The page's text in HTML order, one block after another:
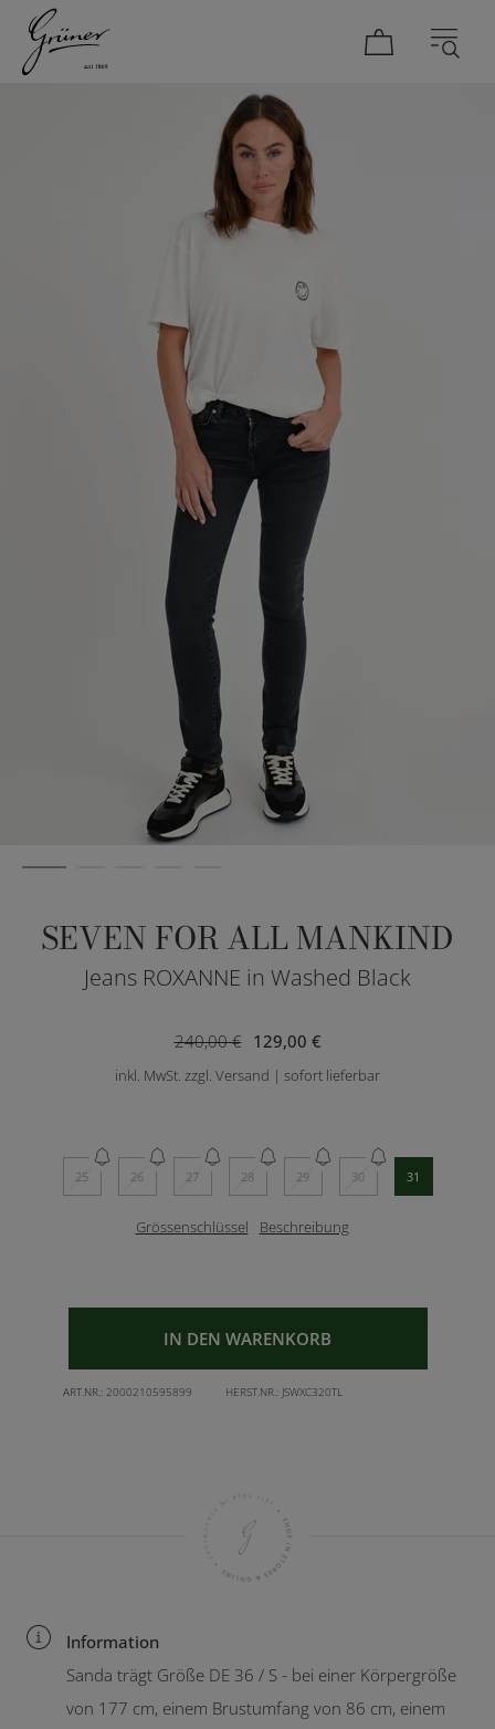
SEVEN FOR ALL MANKIND
Jeans ROXANNE in Washed Black
129,00 €
240,00 €
inkl. MwSt. zzgl. Versand | sofort lieferbar
25 26 27 28 29 30 31
Grössenschlüssel Beschreibung
IN DEN WARENKORB
ART.NR.: 2000210595899 HERST.NR.: JSWXC320TL
Information
Sanda trägt Größe DE 36 / S - bei einer Körpergröße
von 177 cm, einem Brustumfang von 86 cm, einem
HERREN